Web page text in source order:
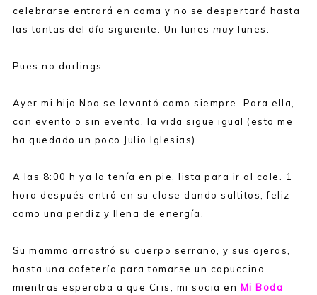
celebrarse entrará en coma y no se despertará hasta
las tantas del día siguiente. Un lunesmuy lunes.
Pues no darlings.
Ayer mi hija Noa se levantó como siempre. Para ella,
con evento o sin evento, la vida sigue igual (esto me
ha quedado un poco Julio Iglesias).
A las 8:00 h ya la tenía en pie, lista para ir al cole. 1
hora después entró en su clase dando saltitos, feliz
como una perdiz y llena de energía.
Su mamma arrastró su cuerpo serrano, y sus ojeras,
hasta una cafetería para tomarse un capuccino
mientras esperaba a que Cris, mi socia en Mi Boda